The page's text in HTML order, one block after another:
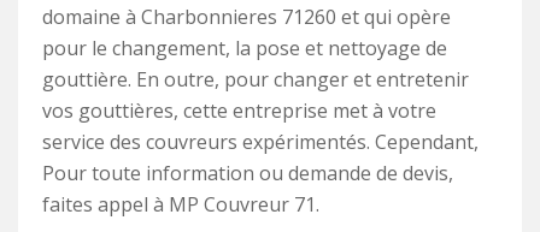
domaine à Charbonnieres 71260 et qui opère
pour le changement, la pose et nettoyage de
gouttière. En outre, pour changer et entretenir
vos gouttières, cette entreprise met à votre
service des couvreurs expérimentés. Cependant,
Pour toute information ou demande de devis,
faites appel à MP Couvreur 71.